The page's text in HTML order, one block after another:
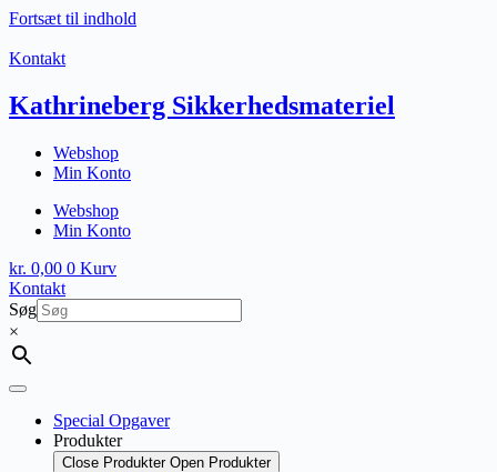
Fortsæt til indhold
Kontakt
Kathrineberg Sikkerhedsmateriel
Webshop
Min Konto
Webshop
Min Konto
kr. 0,00 0 Kurv
Kontakt
Søg
×
Special Opgaver
Produkter
Close Produkter Open Produkter